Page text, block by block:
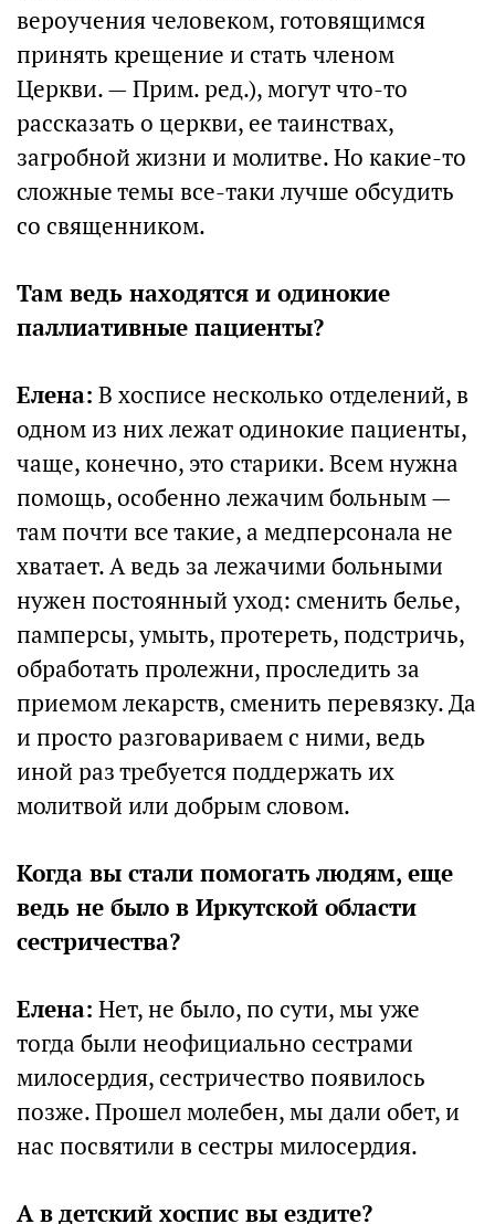
вероучения человеком, готовящимся
принять крещение и стать членом
Церкви. — Прим. ред.), могут что-то
рассказать о церкви, ее таинствах,
загробной жизни и молитве. Но какие-то
сложные темы все-таки лучше обсудить
со священником.
Там ведь находятся и одинокие
паллиативные пациенты?
Елена: В хосписе несколько отделений, в
одном из них лежат одинокие пациенты,
чаще, конечно, это старики. Всем нужна
помощь, особенно лежачим больным —
там почти все такие, а медперсонала не
хватает. А ведь за лежачими больными
нужен постоянный уход: сменить белье,
памперсы, умыть, протереть, подстричь,
обработать пролежни, проследить за
приемом лекарств, сменить перевязку. Да
и просто разговариваем с ними, ведь
иной раз требуется поддержать их
молитвой или добрым словом.
Когда вы стали помогать людям, еще
ведь не было в Иркутской области
сестричества?
Елена: Нет, не было, по сути, мы уже
тогда были неофициально сестрами
милосердия, сестричество появилось
позже. Прошел молебен, мы дали обет, и
нас посвятили в сестры милосердия.
А в детский хоспис вы ездите?